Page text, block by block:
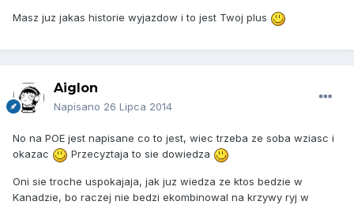
Masz juz jakas historie wyjazdow i to jest Twoj plus
Aiglon
Napisano 26 Lipca 2014
No na POE jest napisane co to jest, wiec trzeba ze soba wziasc i
okazac
Przecyztaja to sie dowiedza
Oni sie troche uspokajaja, jak juz wiedza ze ktos bedzie w
Kanadzie, bo raczej nie bedzi ekombinowal na krzywy ryj w